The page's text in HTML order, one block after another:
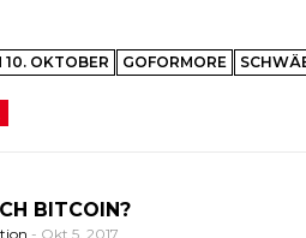
10. OKTOBER GOFORMORE
BITCOIN?
- Okt 5, 2017